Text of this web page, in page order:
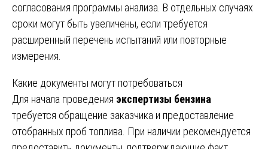
согласования программы анализа. В отдельных случаях
сроки могут быть увеличены, если требуется
расширенный перечень испытаний или повторные
измерения.
Какие документы могут потребоваться
Для начала проведения экспертизы бензина
требуется обращение заказчика и предоставление
отобранных проб топлива. При наличии рекомендуется